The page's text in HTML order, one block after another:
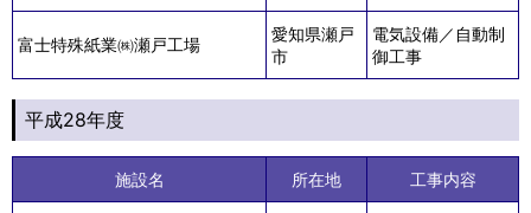
富士特殊紙業㈱瀬戸工場
愛知県瀬戸
市
電気設備／自動制
御工事
平成28年度
施設名 所在地 工事内容